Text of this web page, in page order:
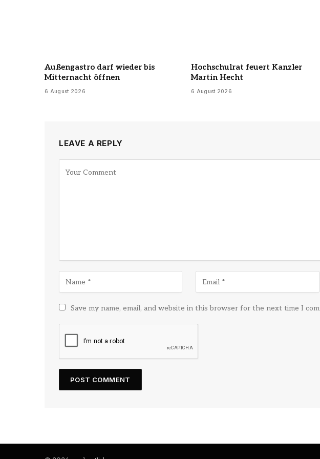
Außengastro darf wieder bis
Mitternacht öffnen
6 August 2026
Hochschulrat feuert Kanzler
Martin Hecht
6 August 2026
LEAVE A REPLY
Save my name, email, and website in this browser for the next time I